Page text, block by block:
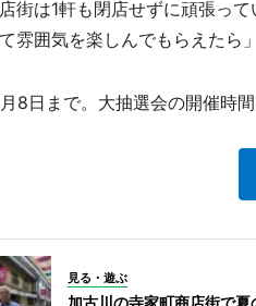
街は1軒も閉店せずに頑張っ
雰囲気を楽しんでもらえたら
8日まで。大抽選会の開催時間
見る・遊ぶ
加古川の寺家町商店街で夏